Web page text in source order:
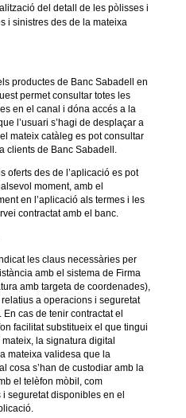
del detall de les pòlisses i
i sinistres des de la mateixa
productes de Banc Sabadell en
permet consultar totes les
en el canal i dóna accés a la
l’usuari s’hagi de desplaçar a
mateix catàleg es pot consultar
clients de Banc Sabadell.
oferts des de l’aplicació es pot
moment, amb el
en l’aplicació als termes i les
contractat amb el banc.
les claus necessàries per
amb el sistema de Firma
amb targeta de coordenades),
a operacions i seguretat
cas de tenir contractat el
facilitat substitueix el que tingui
la signatura digital
mateixa validesa que la
cosa s’han de custodiar amb la
el telèfon mòbil, com
i seguretat disponibles en el